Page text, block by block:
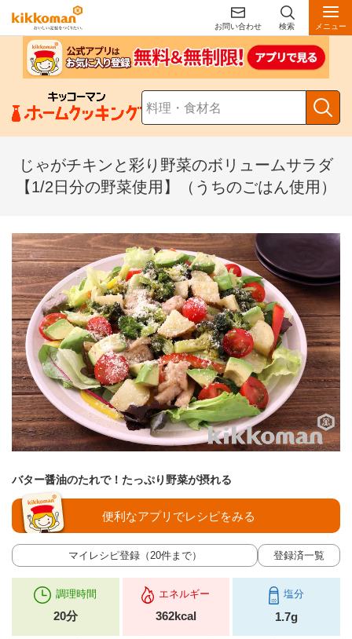
お問い合わせ 検索 メニュー
じゃがチキンと彩り野菜のボリュームサラダ
【1/2日分の野菜使用】（うちのごはん使用）
バター醤油のたれで！たっぷり野菜が摂れる
マイレシピ登録（20件まで） 登録済一覧
便利なアプリでレシピをみる
調理時間
20分
エネルギー
362kcal
塩分
1.7g